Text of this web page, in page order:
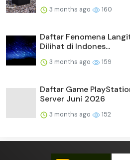
3 months ago 160
Daftar Fenomena
Dilihat di Indones...
3 months ago 159
Daftar Game
Server Juni 2026
3 months ago 152